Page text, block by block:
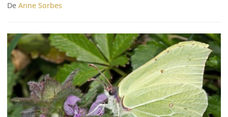
DeAnne Sorbes